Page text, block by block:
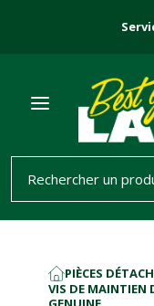
ACCUEIL
PIÈCES
VIS DE MAINTIEN